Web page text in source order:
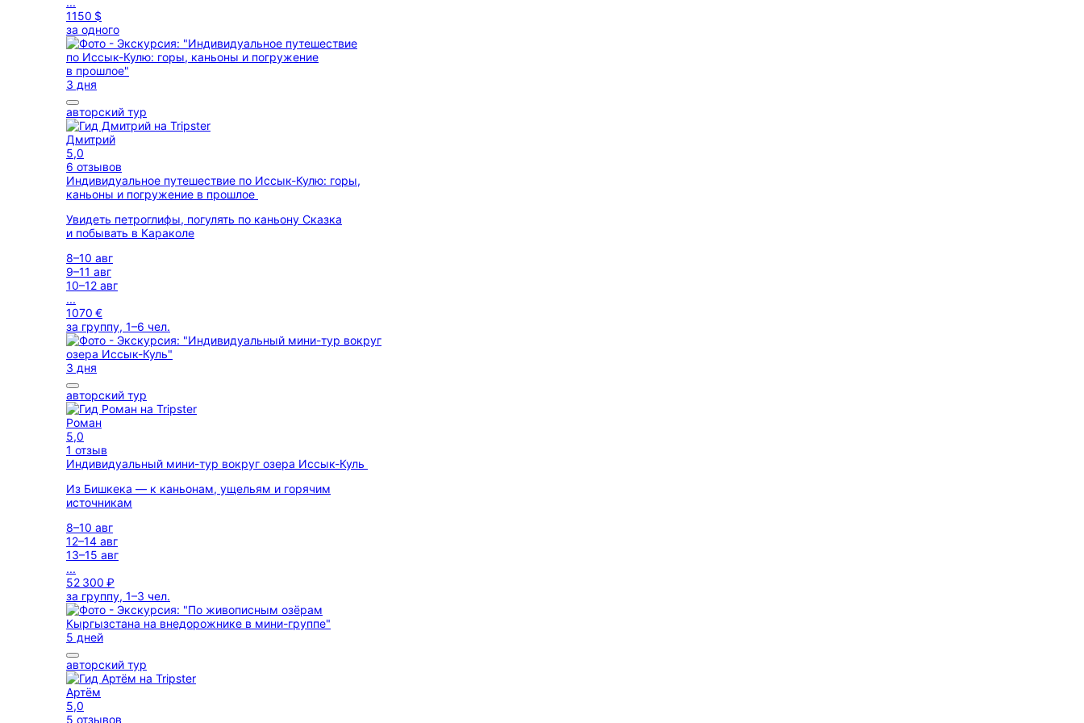
1150 $
за одного
3 дня
авторский тур
Дмитрий
5,0
6 отзывов
Индивидуальное путешествие по Иссык-Кулю: горы,
каньоны и погружение в прошлое
Увидеть петроглифы, погулять по каньону Сказка
и побывать в Караколе
8–10 авг
9–11 авг
10–12 авг
...
1070 €
за группу, 1–6 чел.
3 дня
авторский тур
Роман
5,0
1 отзыв
Индивидуальный мини-тур вокруг озера Иссык-Куль
Из Бишкека — к каньонам, ущельям и горячим
источникам
8–10 авг
12–14 авг
13–15 авг
...
52 300 ₽
за группу, 1–3 чел.
5 дней
авторский тур
Артём
5,0
5 отзывов